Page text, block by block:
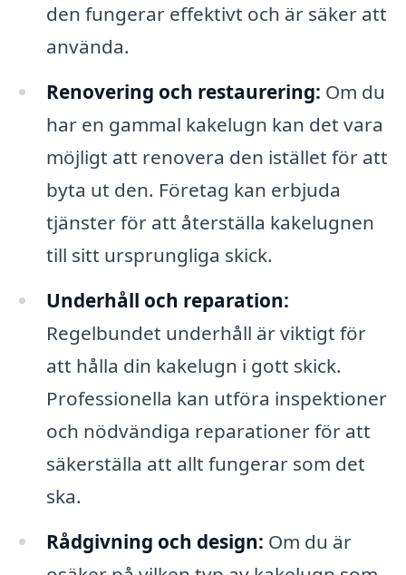
den fungerar effektivt och är säker att
använda.
Renovering och restaurering: Om du
har en gammal kakelugn kan det vara
möjligt att renovera den istället för att
byta ut den. Företag kan erbjuda
tjänster för att återställa kakelugnen
till sitt ursprungliga skick.
Underhåll och reparation:
Regelbundet underhåll är viktigt för
att hålla din kakelugn i gott skick.
Professionella kan utföra inspektioner
och nödvändiga reparationer för att
säkerställa att allt fungerar som det
ska.
Rådgivning och design: Om du är